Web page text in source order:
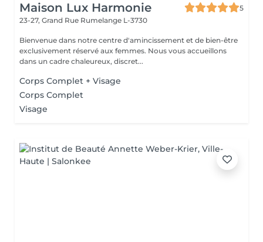
Maison Lux Harmonie
5
23-27, Grand Rue Rumelange L-3730
Bienvenue dans notre centre d'amincissement et de bien-être
exclusivement réservé aux femmes. Nous vous accueillons
dans un cadre chaleureux, discret...
Corps Complet + Visage
Corps Complet
Visage